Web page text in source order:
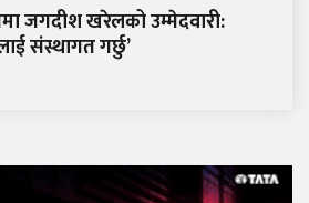
जगदीश खरेलको उम्मेदवारी:
संस्थागत गर्छु’